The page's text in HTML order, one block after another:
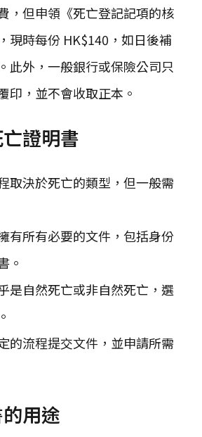
，但申領《死亡登記記項的核
現時每份 HK$140，如日後補
此外，一般銀行或保險公司只
印，並不會收取正本。
證明書
取決於死亡的類型，但一般需
有所有必要的文件，包括身份
。
是自然死亡或非自然死亡，選
的流程提交文件，並申請所需
用途